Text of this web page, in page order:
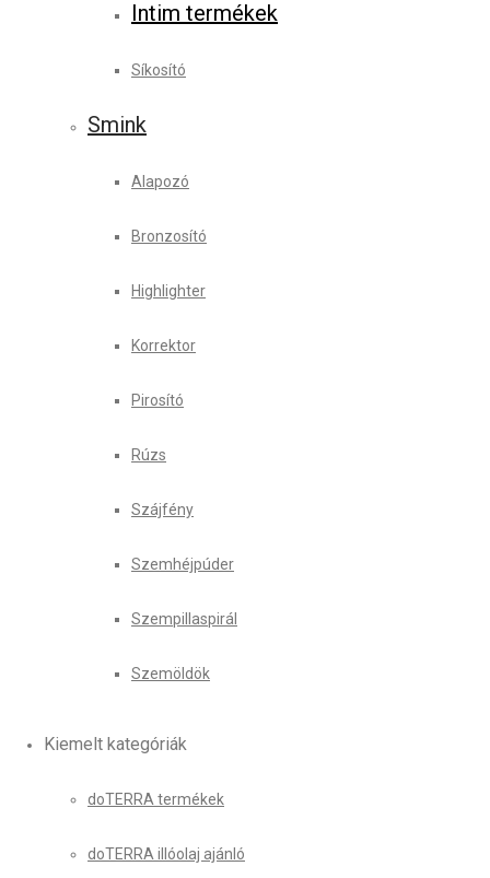
Intim termékek
Síkosító
Smink
Alapozó
Bronzosító
Highlighter
Korrektor
Pirosító
Rúzs
Szájfény
Szemhéjpúder
Szempillaspirál
Szemöldök
Kiemelt kategóriák
doTERRA termékek
doTERRA illóolaj ajánló